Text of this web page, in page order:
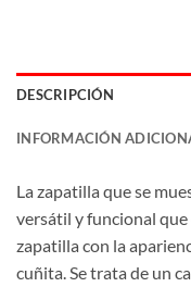
DESCRIPCIÓN
INFORMACIÓN
La zapatilla que se
versátil y funcional
zapatilla con la
cuñita. Se trata de un